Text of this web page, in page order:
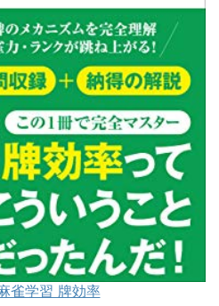
雀学習 牌効率